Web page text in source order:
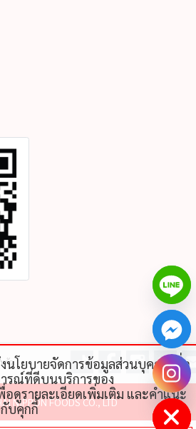
ตัว
NIPPON FOODS CO., LTD
งนโยบายจัดการข้อมูลส่วนบุคคลเพื่อ
รณ์ที่ดีบนบริการของ
อดูรายละเอียดเพิ่มเติม และคําแนะ
บคุกกี้
Hide
chaty